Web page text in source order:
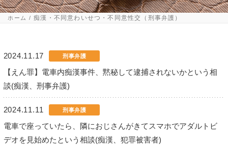
ホーム 痴漢・不同意わいせつ・不同意性交（刑事弁護）
2024.11.17 刑事弁護
【えん罪】電車内痴漢事件、黙秘して逮捕されないかという相
談(痴漢、刑事弁護)
2024.11.11 刑事弁護
電車で座っていたら、隣におじさんがきてスマホでアダルトビ
デオを見始めたという相談(痴漢、犯罪被害者)